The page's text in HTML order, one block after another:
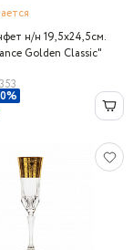
н/н 19,5х24,5см.
Golden Classic"